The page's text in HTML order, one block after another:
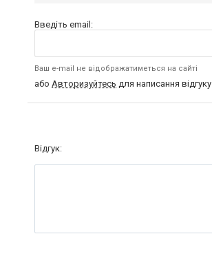
Введіть email:
Ваш e-mail не відображатиметься на сайті
або Авторизуйтесь для написання відгуку
Відгук: